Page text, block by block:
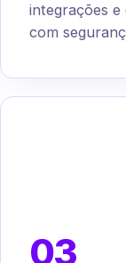
integrações
com
03